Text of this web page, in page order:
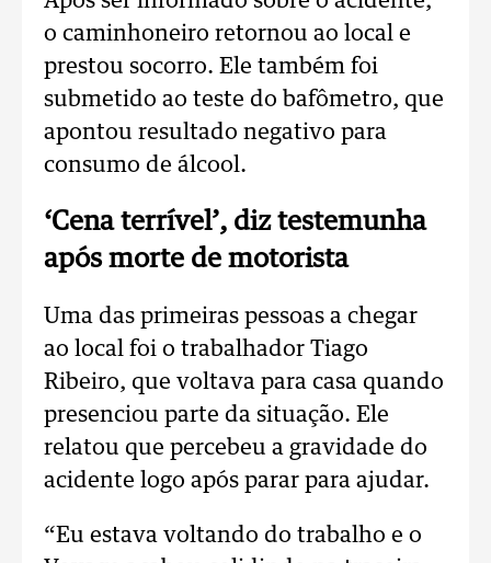
o caminhoneiro retornou ao local e
prestou socorro. Ele também foi
submetido ao teste do bafômetro, que
apontou resultado negativo para
consumo de álcool.
‘Cena terrível’, diz testemunha
após morte de motorista
Uma das primeiras pessoas a chegar
ao local foi o trabalhador Tiago
Ribeiro, que voltava para casa quando
presenciou parte da situação. Ele
relatou que percebeu a gravidade do
acidente logo após parar para ajudar.
“Eu estava voltando do trabalho e o